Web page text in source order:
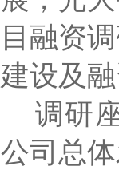
目融资
建设及
调研
公司总